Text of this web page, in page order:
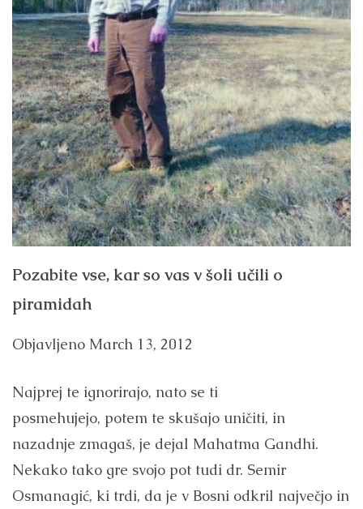
Pozabite vse, kar so vas v šoli učili o
piramidah
Objavljeno March 13, 2012
Najprej te ignorirajo, nato se ti
posmehujejo, potem te skušajo uničiti, in
nazadnje zmagaš, je dejal Mahatma Gandhi.
Nekako tako gre svojo pot tudi dr. Semir
Osmanagić, ki trdi, da je v Bosni odkril največjo in